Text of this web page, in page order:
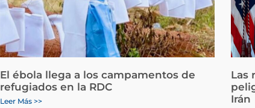
El ébola llega a los campamentos de
refugiados en la RDC
Leer Más >>
Las
Irán